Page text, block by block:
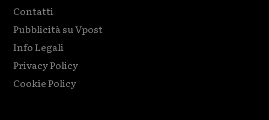
Contatti
Pubblicità su Vpost
Info Legali
Privacy Policy
Cookie Policy